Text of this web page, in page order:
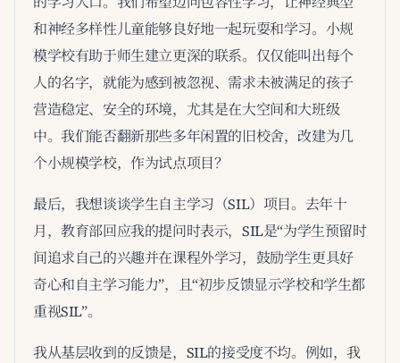
和神经多样性儿童能够良好地一起玩耍和学习。小规
模学校有助于师生建立更深的联系。仅仅能叫出每个
人的名字，就能为感到被忽视、需求未被满足的孩子
营造稳定、安全的环境，尤其是在大空间和大班级
中。我们能否翻新那些多年闲置的旧校舍，改建为几
个小规模学校，作为试点项目？
最后，我想谈谈学生自主学习（SIL）项目。去年十
月，教育部回应我的提问时表示，SIL是“为学生预留时
间追求自己的兴趣并在课程外学习，鼓励学生更具好
奇心和自主学习能力”，且“初步反馈显示学校和学生都
重视SIL”。
我从基层收到的反馈是，SIL的接受度不均。例如，我